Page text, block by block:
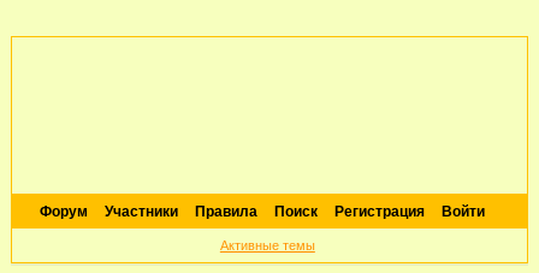
Форум Участники Правила Поиск Регистрация Войти
Активные темы